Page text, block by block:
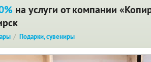
на услуги от компании
Подарки, сувениры